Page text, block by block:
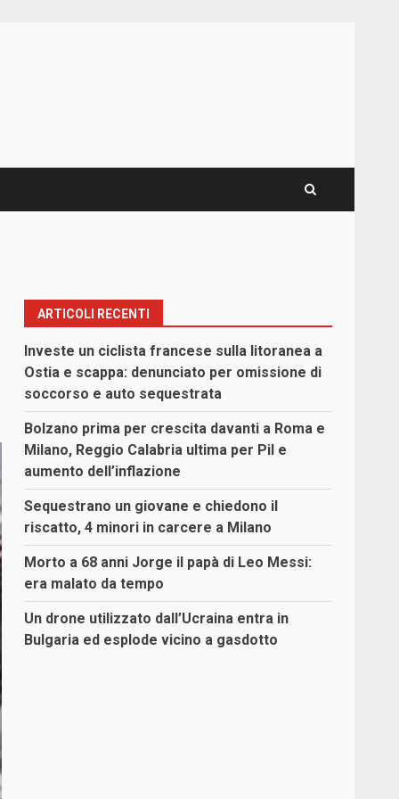
ARTICOLI RECENTI
Investe un ciclista francese sulla litoranea a
Ostia e scappa: denunciato per omissione di
soccorso e auto sequestrata
Bolzano prima per crescita davanti a Roma e
Milano, Reggio Calabria ultima per Pil e
aumento dell’inflazione
Sequestrano un giovane e chiedono il
riscatto, 4 minori in carcere a Milano
Morto a 68 anni Jorge il papà di Leo Messi:
era malato da tempo
Un drone utilizzato dall’Ucraina entra in
Bulgaria ed esplode vicino a gasdotto